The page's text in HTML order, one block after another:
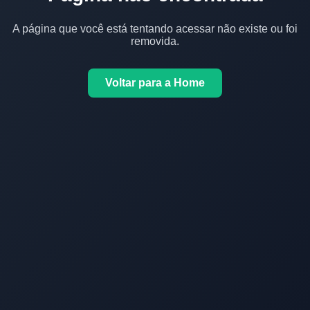
A página que você está tentando acessar não existe ou foi
removida.
Voltar para a Home